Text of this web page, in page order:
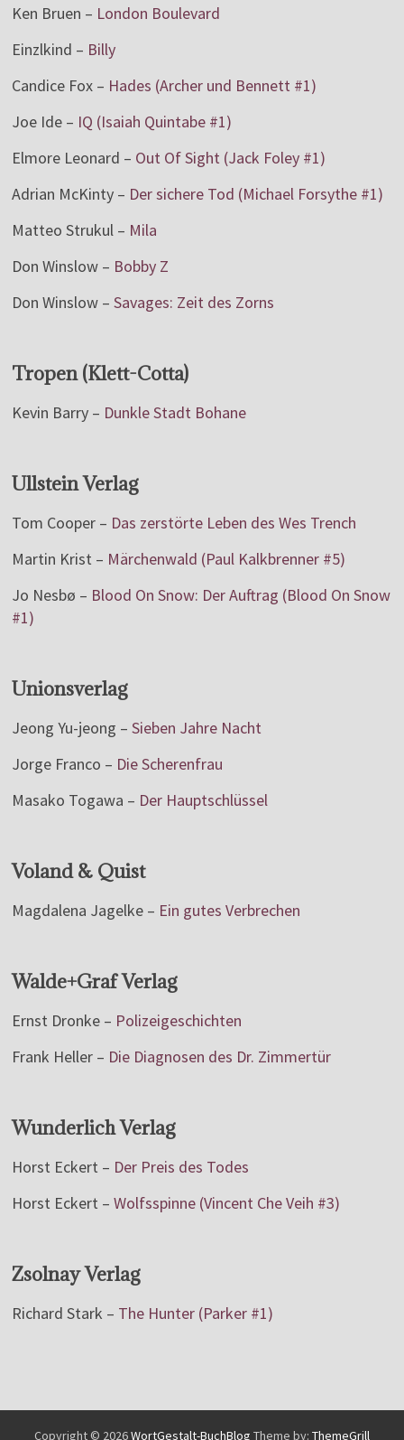
Ken Bruen – London Boulevard
Einzlkind – Billy
Candice Fox – Hades (Archer und Bennett #1)
Joe Ide – IQ (Isaiah Quintabe #1)
Elmore Leonard – Out Of Sight (Jack Foley #1)
Adrian McKinty – Der sichere Tod (Michael Forsythe #1)
Matteo Strukul – Mila
Don Winslow – Bobby Z
Don Winslow –Savages: Zeit des Zorns
Tropen (Klett-Cotta)
Kevin Barry – Dunkle Stadt Bohane
Ullstein Verlag
Tom Cooper – Das zerstörte Leben des Wes Trench
Martin Krist – Märchenwald (Paul Kalkbrenner #5)
Jo Nesbø – Blood On Snow: Der Auftrag (Blood On Snow
#1)
Unionsverlag
Jeong Yu-jeong –Sieben Jahre Nacht
Jorge Franco – Die Scherenfrau
Masako Togawa – Der Hauptschlüssel
Voland & Quist
Magdalena Jagelke – Ein gutes Verbrechen
Walde+Graf Verlag
Ernst Dronke – Polizeigeschichten
Frank Heller – Die Diagnosen des Dr. Zimmertür
Wunderlich Verlag
Horst Eckert – Der Preis des Todes
Horst Eckert –Wolfsspinne (Vincent Che Veih #3)
Zsolnay Verlag
Richard Stark – The Hunter (Parker #1)
Copyright © 2026WortGestalt-BuchBlog Theme by: ThemeGrill